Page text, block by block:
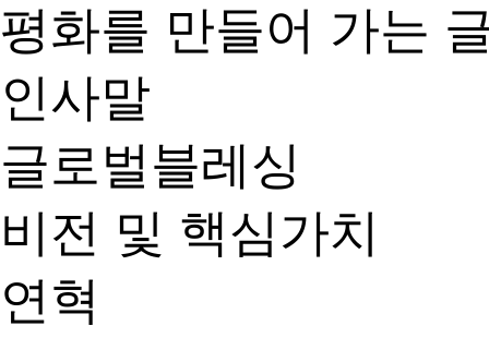
평화를 만들어 가는
인사말
글로벌블레싱
비전 및 핵심가치
연혁